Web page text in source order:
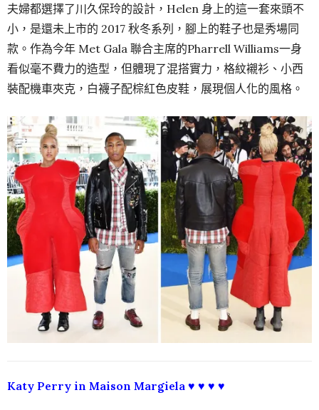
夫婦都選擇了川久保玲的設計，Helen 身上的這一套來頭不
小，是還未上市的 2017 秋冬系列，腳上的鞋子也是秀場同
款。作為今年 Met Gala 聯合主席的Pharrell Williams一身
看似毫不費力的造型，但體現了混搭實力，格紋襯衫、小西
裝配機車夾克，白襪子配棕紅色皮鞋，展現個人化的風格。
Katy Perry in Maison Margiela ♥ ♥ ♥ ♥